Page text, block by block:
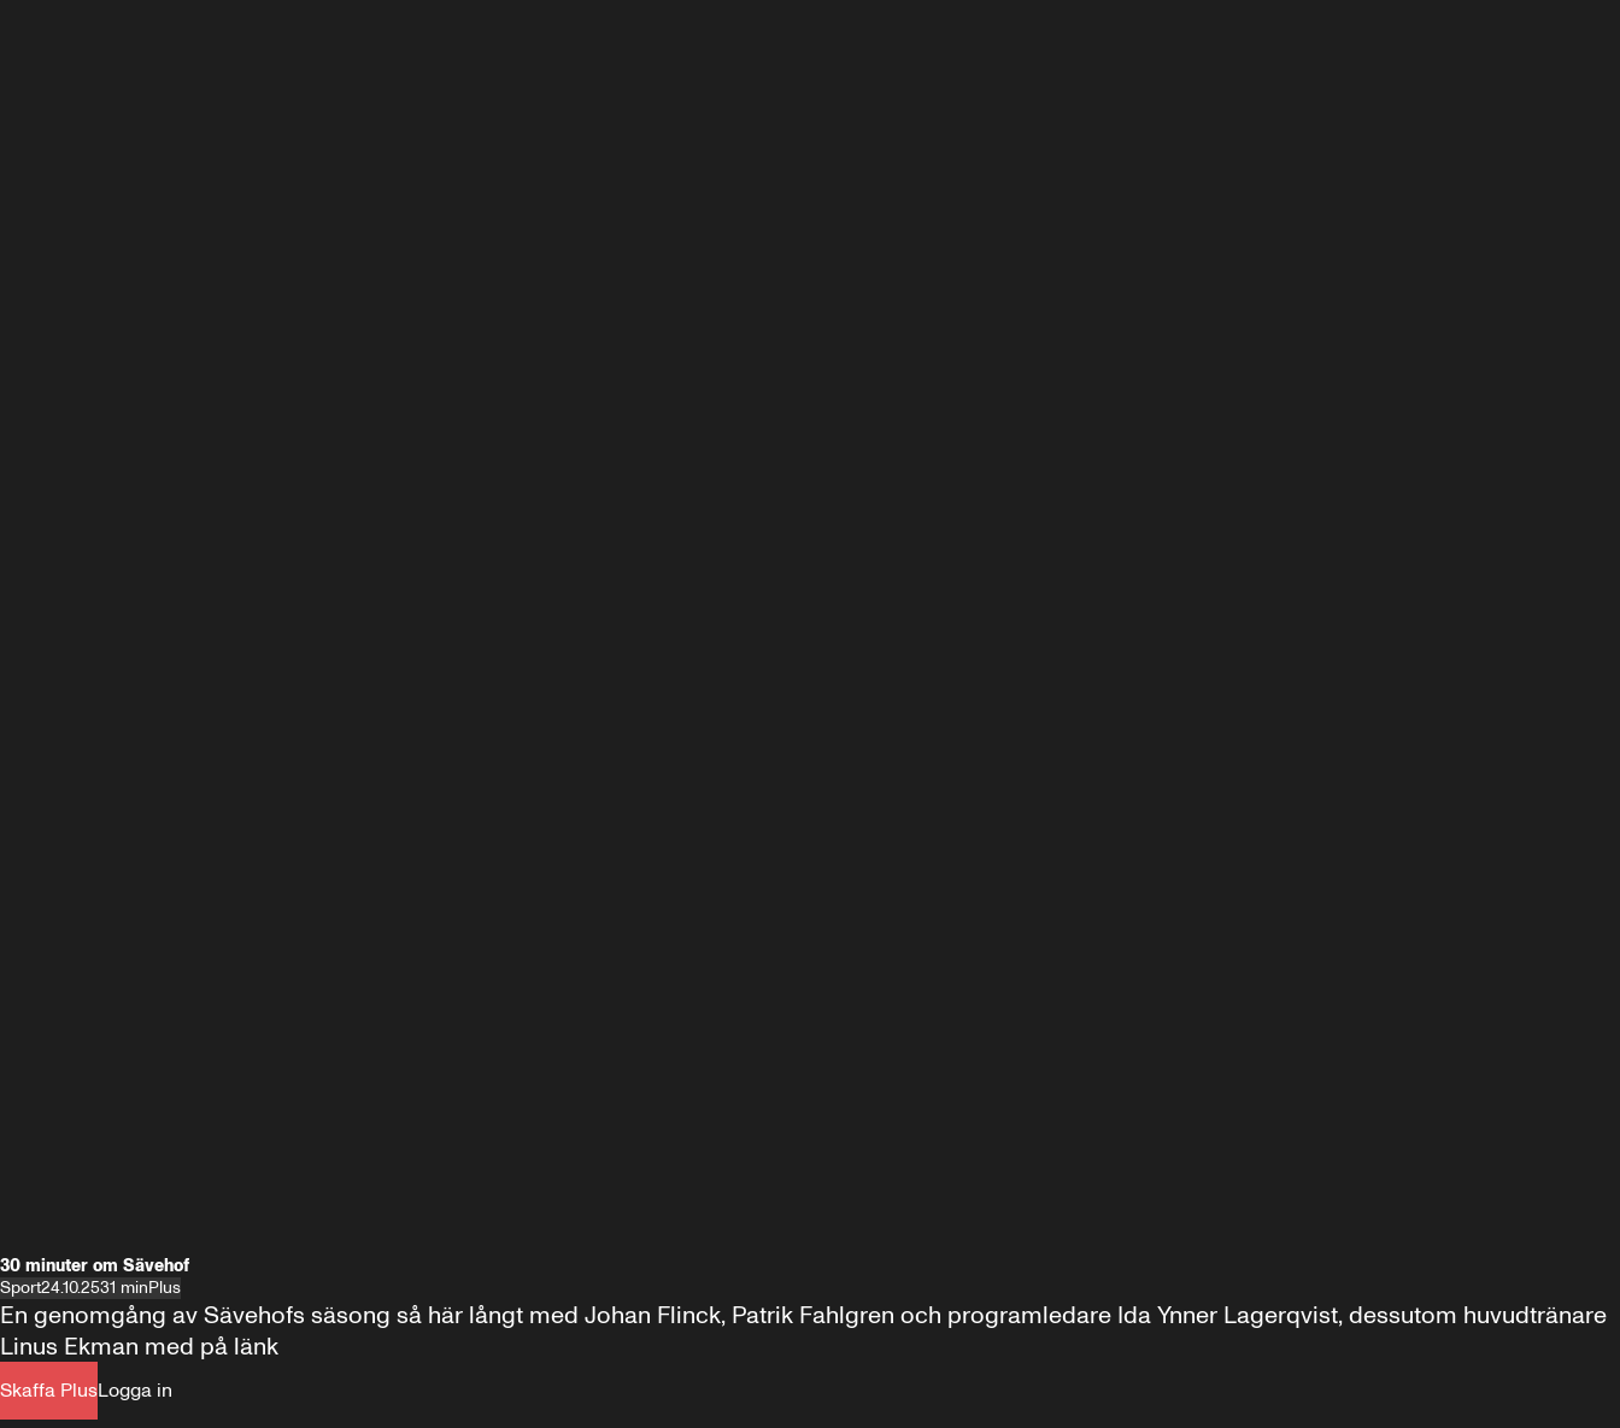
30 minuter om Sävehof
Sport24.10.2531 minPlus
Skaffa PlusLogga in
En genomgång av Sävehofs säsong så här långt med Johan Flinck, Patrik Fahlgren och programledare Ida Ynner Lagerqvist, dessutom huvudtränare
Linus Ekman med på länk